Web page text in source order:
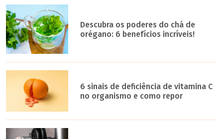
Descubra os poderes do chá de
orégano: 6 benefícios incríveis!
6 sinais de deficiência de vitamina C
no organismo e como repor